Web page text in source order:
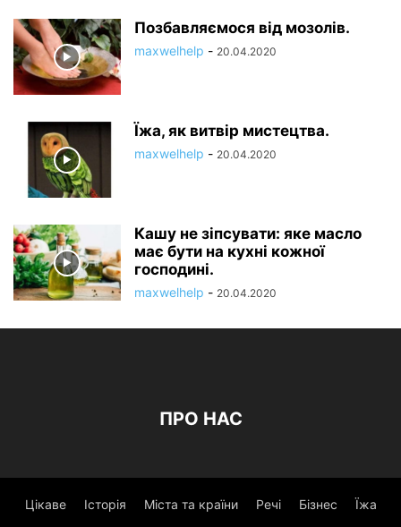
Позбавляємося від мозолів.
maxwelhelp - 20.04.2020
Їжа, як витвір мистецтва.
maxwelhelp - 20.04.2020
Кашу не зіпсувати: яке масло
має бути на кухні кожної
господині.
maxwelhelp - 20.04.2020
ПРО НАС
Цікаве Історія Міста та країни Речі Бізнес Їжа